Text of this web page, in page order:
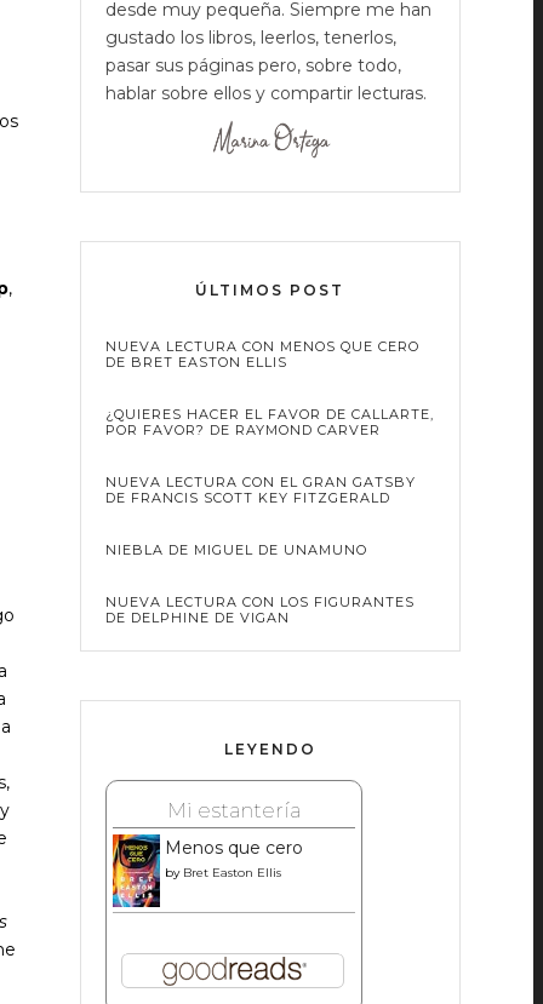
,
desde muy pequeña. Siempre me han
gustado los libros, leerlos, tenerlos,
pasar sus páginas pero, sobre todo,
hablar sobre ellos y compartir lecturas.
ÚLTIMOS POST
NUEVA LECTURA CON MENOS QUE CERO
DE BRET EASTON ELLIS
¿QUIERES HACER EL FAVOR DE CALLARTE,
POR FAVOR? DE RAYMOND CARVER
NUEVA LECTURA CON EL GRAN GATSBY
DE FRANCIS SCOTT KEY FITZGERALD
NIEBLA DE MIGUEL DE UNAMUNO
NUEVA LECTURA CON LOS FIGURANTES
DE DELPHINE DE VIGAN
LEYENDO
Mi estantería
Menos que cero
by Bret Easton Ellis